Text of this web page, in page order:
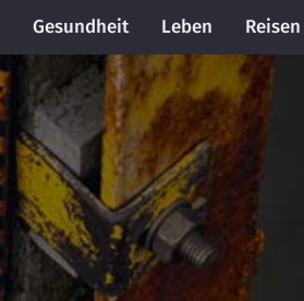
Gesundheit Leben Reisen